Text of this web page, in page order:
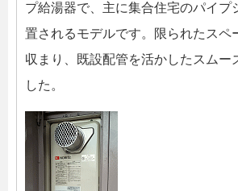
プ給湯器で、主に集合住宅のパイプ
置されるモデルです。限られたスペ
収まり、既設配管を活かしたスムー
した。